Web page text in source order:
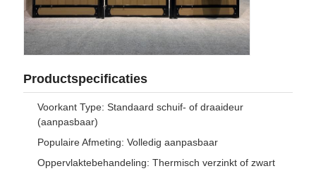
Productspecificaties
Voorkant Type: Standaard schuif- of draaideur
(aanpasbaar)
Populaire Afmeting: Volledig aanpasbaar
Oppervlaktebehandeling: Thermisch verzinkt of zwart